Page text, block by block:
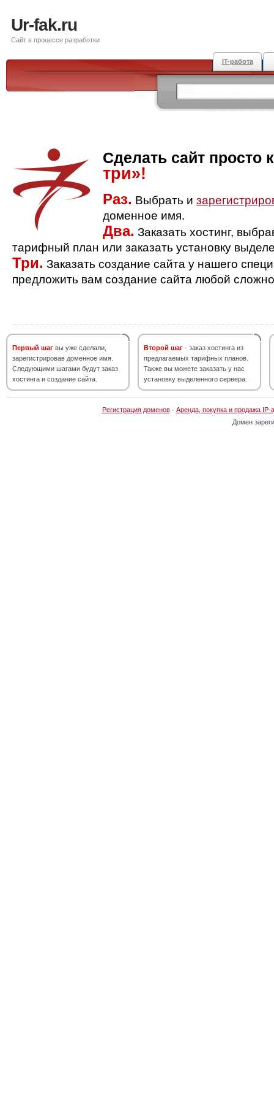
Ur-fak.ru
Сайт в процессе разработки
IT-работа
Сделать сайт просто
три»!
Раз. Выбрать и
доменное имя.
Два. Заказать хостинг,
тарифный план или заказать установку
Три. Заказать создание сайта у нашего
предложить вам создание сайта любой
Первый шаг вы уже сделали,
зарегистрировав доменное имя.
Следующими шагами будут заказ
хостинга и создание сайта.
Второй шаг - заказ хостинга из
предлагаемых тарифных планов.
Также вы можете заказать у нас
установку выделенного сервера.
Регистрация доменов· Аренда, покупка и продажа IP-
Домен